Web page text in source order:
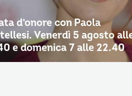
d’onore con Paola
Venerdì 5 agosto
e domenica 7 alle 22.40